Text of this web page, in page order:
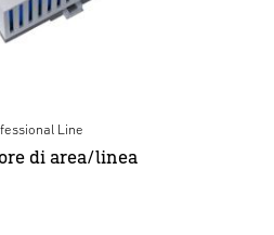
Line
di area/linea